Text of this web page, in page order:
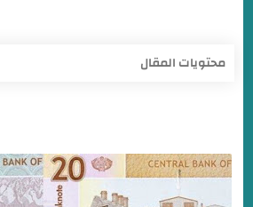
محتويات المقال